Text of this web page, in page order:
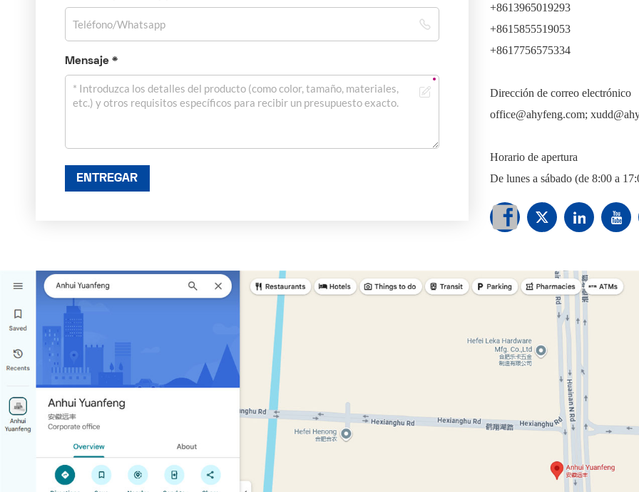
Mensaje *
ENTREGAR
+8613965019293
+8615855519053
+8617756575334
Dirección de correo electrónico
office@ahyfeng.com;
Horario de apertura
De lunes a sábado (de 8:00 a